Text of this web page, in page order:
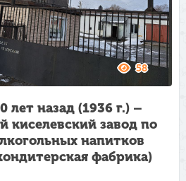
58
лет назад (1936 г.) –
киселевский завод по
напитков
фабрика)